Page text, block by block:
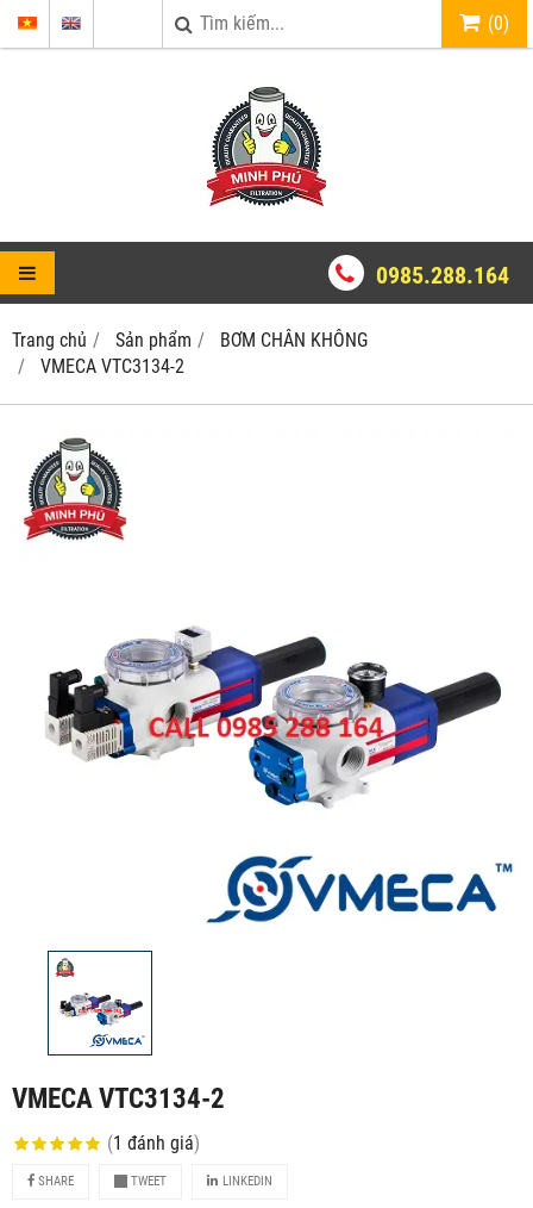
(0)
0985.288.164
Trang chủ Sản phẩm
BƠM CHÂN KHÔNG
VMECA VTC3134-2
VMECA VTC3134-2
(1 đánh giá)
SHARE TWEET LINKEDIN